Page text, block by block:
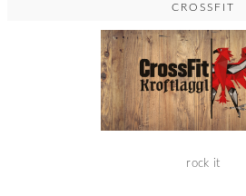
CROSSFIT
rock it